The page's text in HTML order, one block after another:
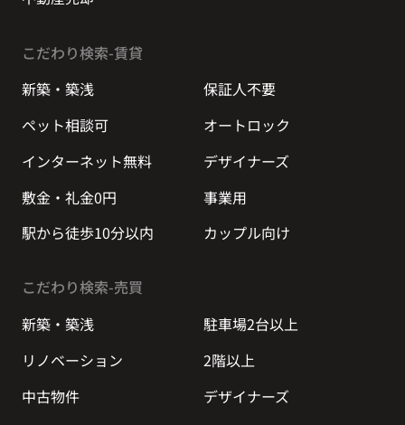
こだわり検索-賃貸
新築・築浅
保証人不要
ペット相談可
オートロック
インターネット無料
デザイナーズ
敷金・礼金0円
事業用
駅から徒歩10分以内
カップル向け
こだわり検索-売買
新築・築浅
駐車場2台以上
リノベーション
2階以上
中古物件
デザイナーズ